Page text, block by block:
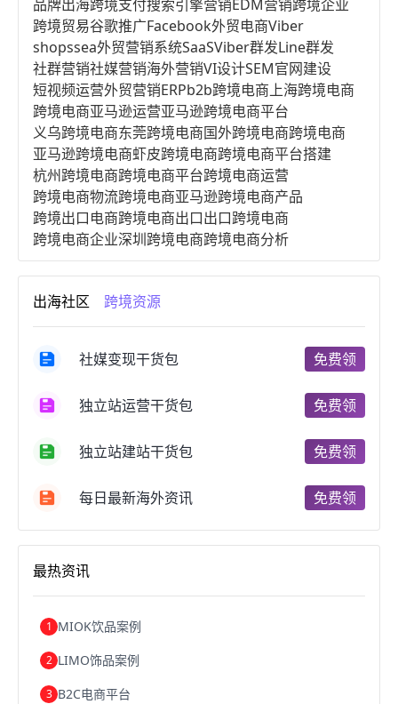
品牌出海跨境支付搜索引擎营销EDM营销跨境企业
跨境贸易谷歌推广Facebook外贸电商Viber
shopssea外贸营销系统SaaSViber群发Line群发
社群营销社媒营销海外营销VI设计SEM官网建设
短视频运营外贸营销ERPb2b跨境电商上海跨境电商
跨境电商亚马逊运营亚马逊跨境电商平台
义乌跨境电商东莞跨境电商国外跨境电商跨境电商
亚马逊跨境电商虾皮跨境电商跨境电商平台搭建
杭州跨境电商跨境电商平台跨境电商运营
跨境电商物流跨境电商亚马逊跨境电商产品
跨境出口电商跨境电商出口出口跨境电商
跨境电商企业深圳跨境电商跨境电商分析
进口跨境电商跨境电商服务广州跨境电商
跨境电商市场跨境电商创业跨境电商注册
跨境电商开店跨境电商营销
跨境电商商品个人跨境电商跨境电商案例
郑州跨境电商跨境电商趋势
跨境电商费用美国跨境电商
天津跨境电商东南亚跨境电商
跨境电商b2b阿里巴巴跨境电商
跨境电商erp
沈阳跨境电商跨境电商服务平台欧洲跨境电商
跨境电商关税
跨境电商建站
浙江跨境电商宁波跨境电商跨境电商的模式
跨境电商优势跨境电商的优势
出海社区 跨境资源
社媒变现干货包 免费领
独立站运营干货包 免费领
独立站建站干货包 免费领
每日最新海外资讯 免费领
最热资讯
1 MIOK饮品案例
2 LIMO饰品案例
3 B2C电商平台